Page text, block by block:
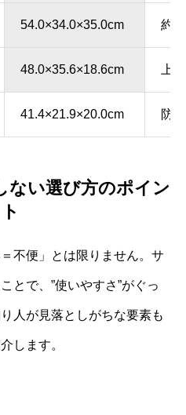
54.0×34.0×35.0cm 約
48.0×35.6×18.6cm 上
41.4×21.9×20.0cm 防
ない選び方のポイン
ト
不便」とは限りません。サ
とで、”使いやすさ”がぐっ
人が見落としがちな要素も
します。